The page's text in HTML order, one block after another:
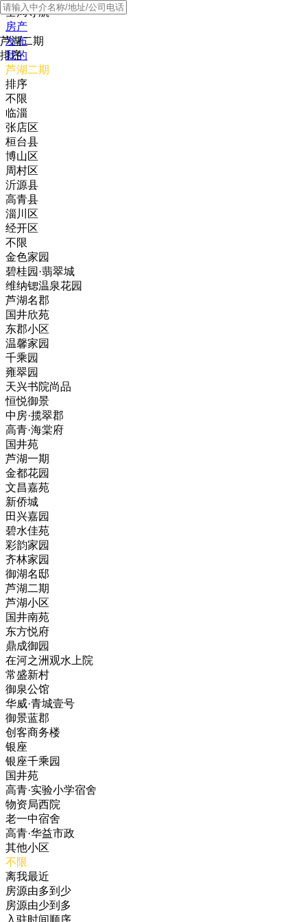
全局导航
房产
发布
我的
芦湖二期
排序
芦湖二期
排序
不限
临淄
张店区
桓台县
博山区
周村区
沂源县
高青县
淄川区
经开区
不限
金色家园
碧桂园·翡翠城
维纳锶温泉花园
芦湖名郡
国井欣苑
东郡小区
温馨家园
千乘园
雍翠园
天兴书院尚品
恒悦御景
中房·揽翠郡
高青·海棠府
国井苑
芦湖一期
金都花园
文昌嘉苑
新侨城
田兴嘉园
碧水佳苑
彩韵家园
齐林家园
御湖名邸
芦湖二期
芦湖小区
国井南苑
东方悦府
鼎成御园
在河之洲观水上院
常盛新村
御泉公馆
华威·青城壹号
御景蓝郡
创客商务楼
银座
银座千乘园
国井苑
高青·实验小学宿舍
物资局西院
老一中宿舍
高青·华益市政
其他小区
不限
离我最近
房源由多到少
房源由少到多
入驻时间顺序